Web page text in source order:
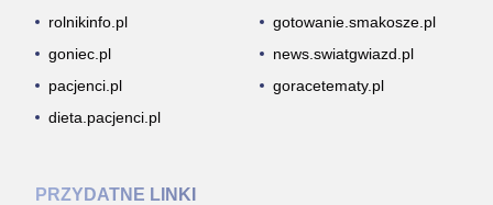
rolnikinfo.pl
gotowanie.smakosze.pl
goniec.pl
news.swiatgwiazd.pl
pacjenci.pl
goracetematy.pl
dieta.pacjenci.pl
PRZYDATNE LINKI